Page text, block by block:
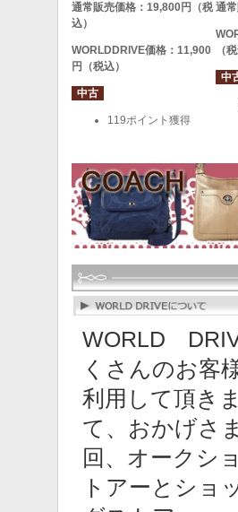
通常販売価格：19,800円（税
込）
WORLDDRIVE価格：11,900
円（税込）
中古
119ポイント獲得
通
（
中
WORLD
くさんのお客
利用して頂き
て、おかげさ
回、オークシ
トアーとショ